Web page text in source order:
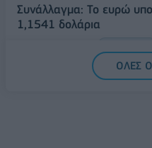
Συνάλλαγμα: Το ευρώ
1,1541 δολάρια
ΟΛΕΣ